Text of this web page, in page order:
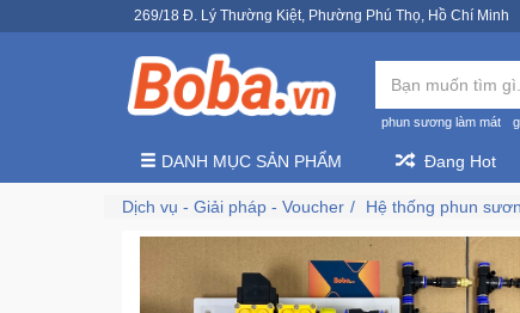
269/18 Đ. Lý Thường Kiệt, Phường Phú Thọ, Hồ Chí Minh
phun sương làm mát
DANH MỤC SẢN PHẨM Đang Hot
Dịch vụ - Giải pháp - Voucher Hệ thống phun